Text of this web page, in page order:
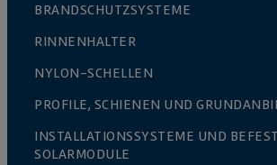
BRANDSCHUTZSYSTEME
RINNENHALTER
NYLON-SCHELLEN
PROFILE, SCHIENEN UND
INSTALLATIONSSYSTEME UND
SOLARMODULE